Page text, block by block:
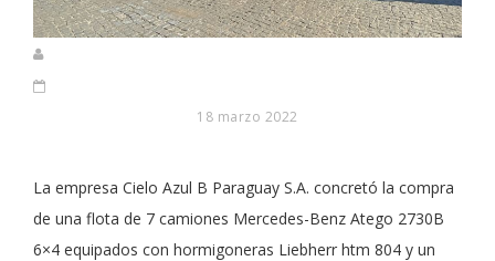
18 marzo 2022
La empresa Cielo Azul B Paraguay S.A. concretó la compra
de una flota de 7 camiones Mercedes-Benz Atego 2730B
6×4 equipados con hormigoneras Liebherr htm 804 y un